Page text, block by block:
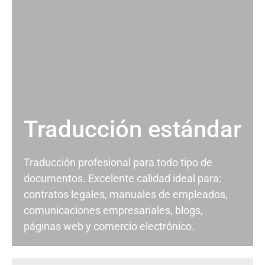
Traducción estándar
Traducción profesional para todo tipo de
documentos. Excelente calidad ideal para:
contratos legales, manuales de empleados,
comunicaciones empresariales, blogs,
páginas web y comercio electrónico.